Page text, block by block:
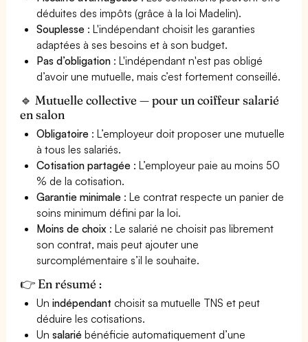
déduites des impôts (grâce à la loi Madelin).
Souplesse : L'indépendant choisit les garanties
adaptées à ses besoins et à son budget.
Pas d’obligation : L'indépendant n'est pas obligé
d’avoir une mutuelle, mais c’est fortement conseillé.
🔹 Mutuelle collective — pour un coiffeur salarié
en salon
Obligatoire : L’employeur doit proposer une mutuelle
à tous les salariés.
Cotisation partagée : L’employeur paie au moins 50
% de la cotisation.
Garantie minimale : Le contrat respecte un panier de
soins minimum défini par la loi.
Moins de choix : Le salarié ne choisit pas librement
son contrat, mais peut ajouter une
surcomplémentaire s’il le souhaite.
👉 En résumé :
Unindépendant choisit sa mutuelle TNS et peut
déduire les cotisations.
Unsalarié bénéficie automatiquement d’une